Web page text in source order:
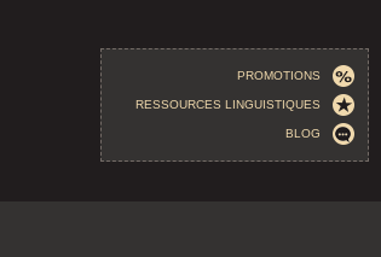
PROMOTIONS
RESSOURCES LINGUISTIQUES
BLOG